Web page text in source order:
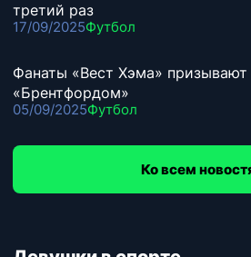
третий раз
17/09/2025Футбол
Фанаты «Вест Хэма» призывают
«Брентфордом»
05/09/2025Футбол
Ко всем